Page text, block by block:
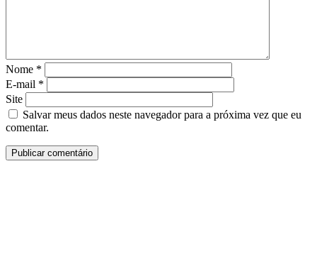
Nome *
E-mail *
Site
Salvar meus dados neste navegador para a próxima vez que eu
comentar.